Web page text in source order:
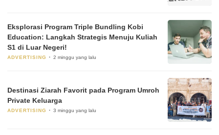
Eksplorasi Program Triple Bundling Kobi
Education: Langkah Strategis Menuju Kuliah
S1 di Luar Negeri!
ADVERTISING 2 minggu yang lalu
Destinasi Ziarah Favorit pada Program Umroh
Private Keluarga
ADVERTISING 3 minggu yang lalu